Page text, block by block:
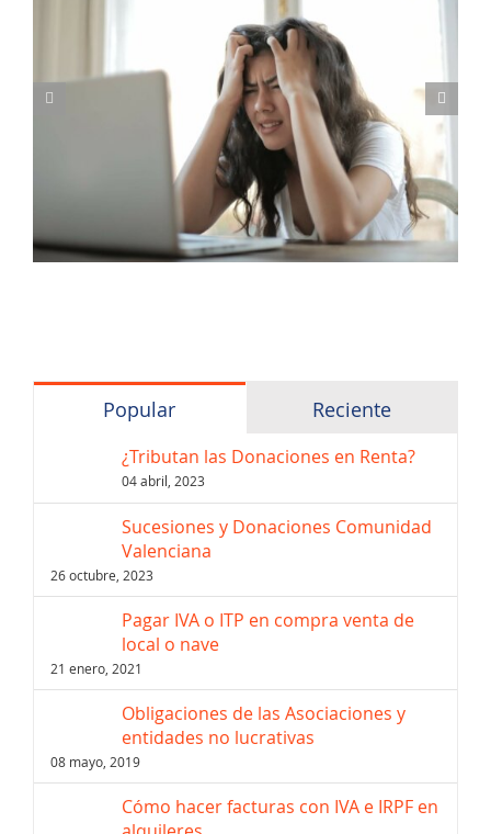
Popular Reciente
¿Tributan las Donaciones en Renta?
04 abril, 2023
Sucesiones y Donaciones Comunidad
Valenciana
26 octubre, 2023
Pagar IVA o ITP en compra venta de
local o nave
21 enero, 2021
Obligaciones de las Asociaciones y
entidades no lucrativas
08 mayo, 2019
Cómo hacer facturas con IVA e IRPF en